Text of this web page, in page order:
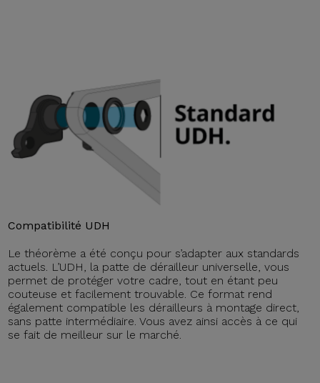
Compatibilité UDH
Le théorème a été conçu pour s’adapter aux standards
actuels. L’UDH, la patte de dérailleur universelle, vous
permet de protéger votre cadre, tout en étant peu
couteuse et facilement trouvable. Ce format rend
également compatible les dérailleurs à montage direct,
sans patte intermédiaire. Vous avez ainsi accès à ce qui
se fait de meilleur sur le marché.